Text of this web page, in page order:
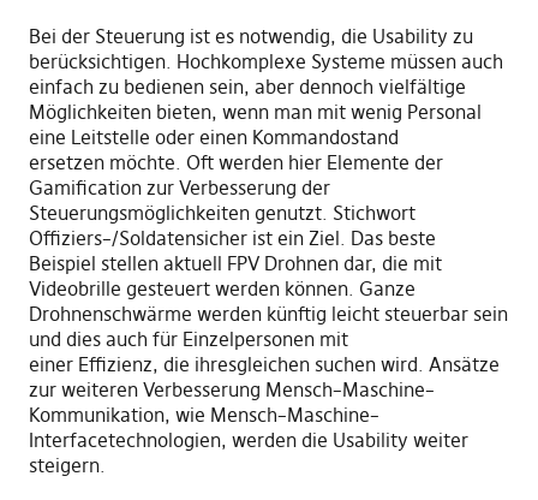
Bei der Steuerung ist es notwendig, die Usability zu
berücksichtigen. Hochkomplexe Systeme müssen auch
einfach zu bedienen sein, aber dennoch vielfältige
Möglichkeiten bieten, wenn man mit wenig Personal
eine Leitstelle oder einen Kommandostand
ersetzenmöchte. Oft werden hier Elemente der
Gamification zur Verbesserung der
Steuerungsmöglichkeiten genutzt. Stichwort
Offiziers–/Soldatensicher ist ein Ziel. Das beste
Beispiel stellen aktuell FPV Drohnendar, die mit
Videobrille gesteuert werden können. Ganze
Drohnenschwärme werden künftig leicht steuerbar sein
und dies auch für Einzelpersonen mit
einer Effizienz, die ihresgleichen suchen wird. Ansätze
zur weiteren Verbesserung Mensch–Maschine–
Kommunikation, wie Mensch–Maschine–
Interfacetechnologien, werden die Usability weiter
steigern.